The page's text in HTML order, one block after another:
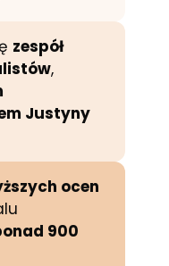
zespół
,
Justyny
ocen
900